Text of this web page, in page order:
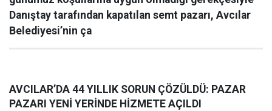
Danıştay tarafından kapatılan semt pazarı, Avcılar
Belediyesi’nin ça
AVCILAR’DA 44 YILLIK SORUN ÇÖZÜLDÜ: PAZAR
PAZARI YENİ YERİNDE HİZMETE AÇILDI